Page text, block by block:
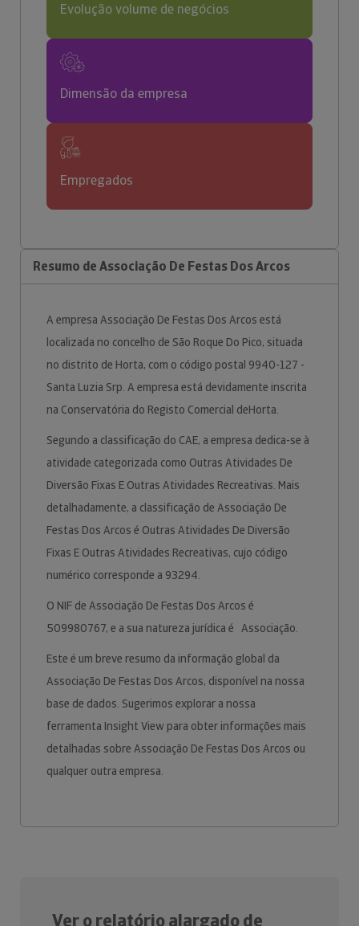
Evolução volume de negócios
Dimensão da empresa
Empregados
Resumo de Associação De Festas Dos Arcos
A empresa Associação De Festas Dos Arcos está
localizada no concelho de São Roque Do Pico, situada
no distrito de Horta, com o código postal 9940-127 -
Santa Luzia Srp. A empresa está devidamente inscrita
na Conservatória do Registo Comercial deHorta.
Segundo a classificação do CAE, a empresa dedica-se à
atividade categorizada como Outras Atividades De
Diversão Fixas E Outras Atividades Recreativas. Mais
detalhadamente, a classificação de Associação De
Festas Dos Arcos é Outras Atividades De Diversão
Fixas E Outras Atividades Recreativas, cujo código
numérico corresponde a 93294.
O NIF de Associação De Festas Dos Arcos é
509980767, e a sua natureza jurídica é Associação.
Este é um breve resumo da informação global da
Associação De Festas Dos Arcos, disponível na nossa
base de dados. Sugerimos explorar a nossa
ferramenta Insight View para obter informações mais
detalhadas sobre Associação De Festas Dos Arcos ou
qualquer outra empresa.
Ver o relatório alargado de